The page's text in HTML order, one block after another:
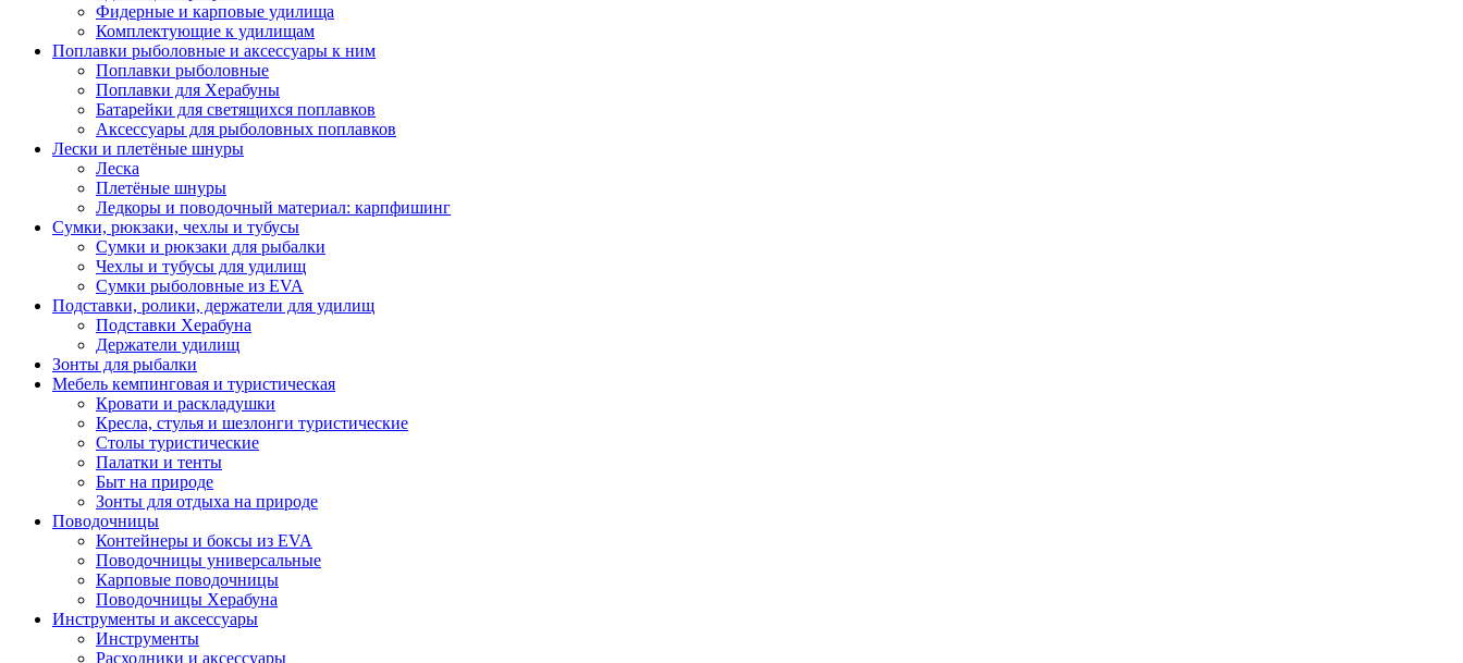
Фидерные и карповые удилища
Комплектующие к удилищам
Поплавки рыболовные и аксессуары к ним
Поплавки рыболовные
Поплавки для Херабуны
Батарейки для светящихся поплавков
Аксессуары для рыболовных поплавков
Лески и плетёные шнуры
Леска
Плетёные шнуры
Ледкоры и поводочный материал: карпфишинг
Сумки, рюкзаки, чехлы и тубусы
Сумки и рюкзаки для рыбалки
Чехлы и тубусы для удилищ
Сумки рыболовные из EVA
Подставки, ролики, держатели для удилищ
Подставки Херабуна
Держатели удилищ
Зонты для рыбалки
Мебель кемпинговая и туристическая
Кровати и раскладушки
Кресла, стулья и шезлонги туристические
Столы туристические
Палатки и тенты
Быт на природе
Зонты для отдыха на природе
Поводочницы
Контейнеры и боксы из EVA
Поводочницы универсальные
Карповые поводочницы
Поводочницы Херабуна
Инструменты и аксессуары
Инструменты
Расходники и аксессуары